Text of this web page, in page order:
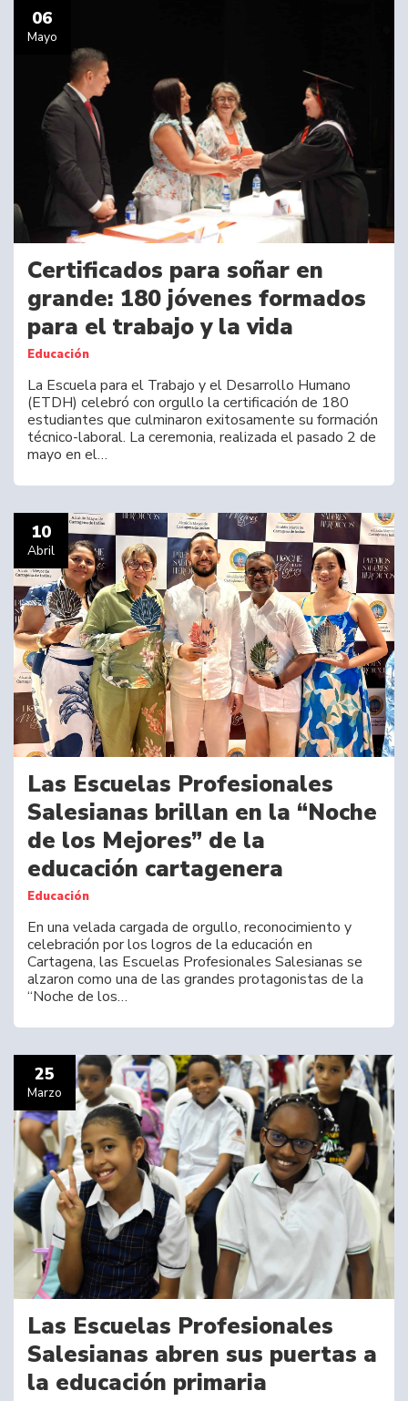
06
Mayo
Certificados para soñar en
grande: 180 jóvenes formados
para el trabajo y la vida
Educación
La Escuela para el Trabajo y el Desarrollo Humano
(ETDH) celebró con orgullo la certificación de 180
estudiantes que culminaron exitosamente su formación
técnico-laboral. La ceremonia, realizada el pasado 2 de
mayo en el…
10
Abril
Las Escuelas Profesionales
Salesianas brillan en la “Noche
de los Mejores” de la
educación cartagenera
Educación
En una velada cargada de orgullo, reconocimiento y
celebración por los logros de la educación en
Cartagena, las Escuelas Profesionales Salesianas se
alzaron como una de las grandes protagonistas de la
“Noche de los…
25
Marzo
Las Escuelas Profesionales
Salesianas abren sus puertas a
la educación primaria